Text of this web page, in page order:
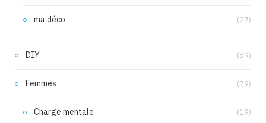
ma déco (27)
DIY (39)
Femmes (79)
Charge mentale (19)